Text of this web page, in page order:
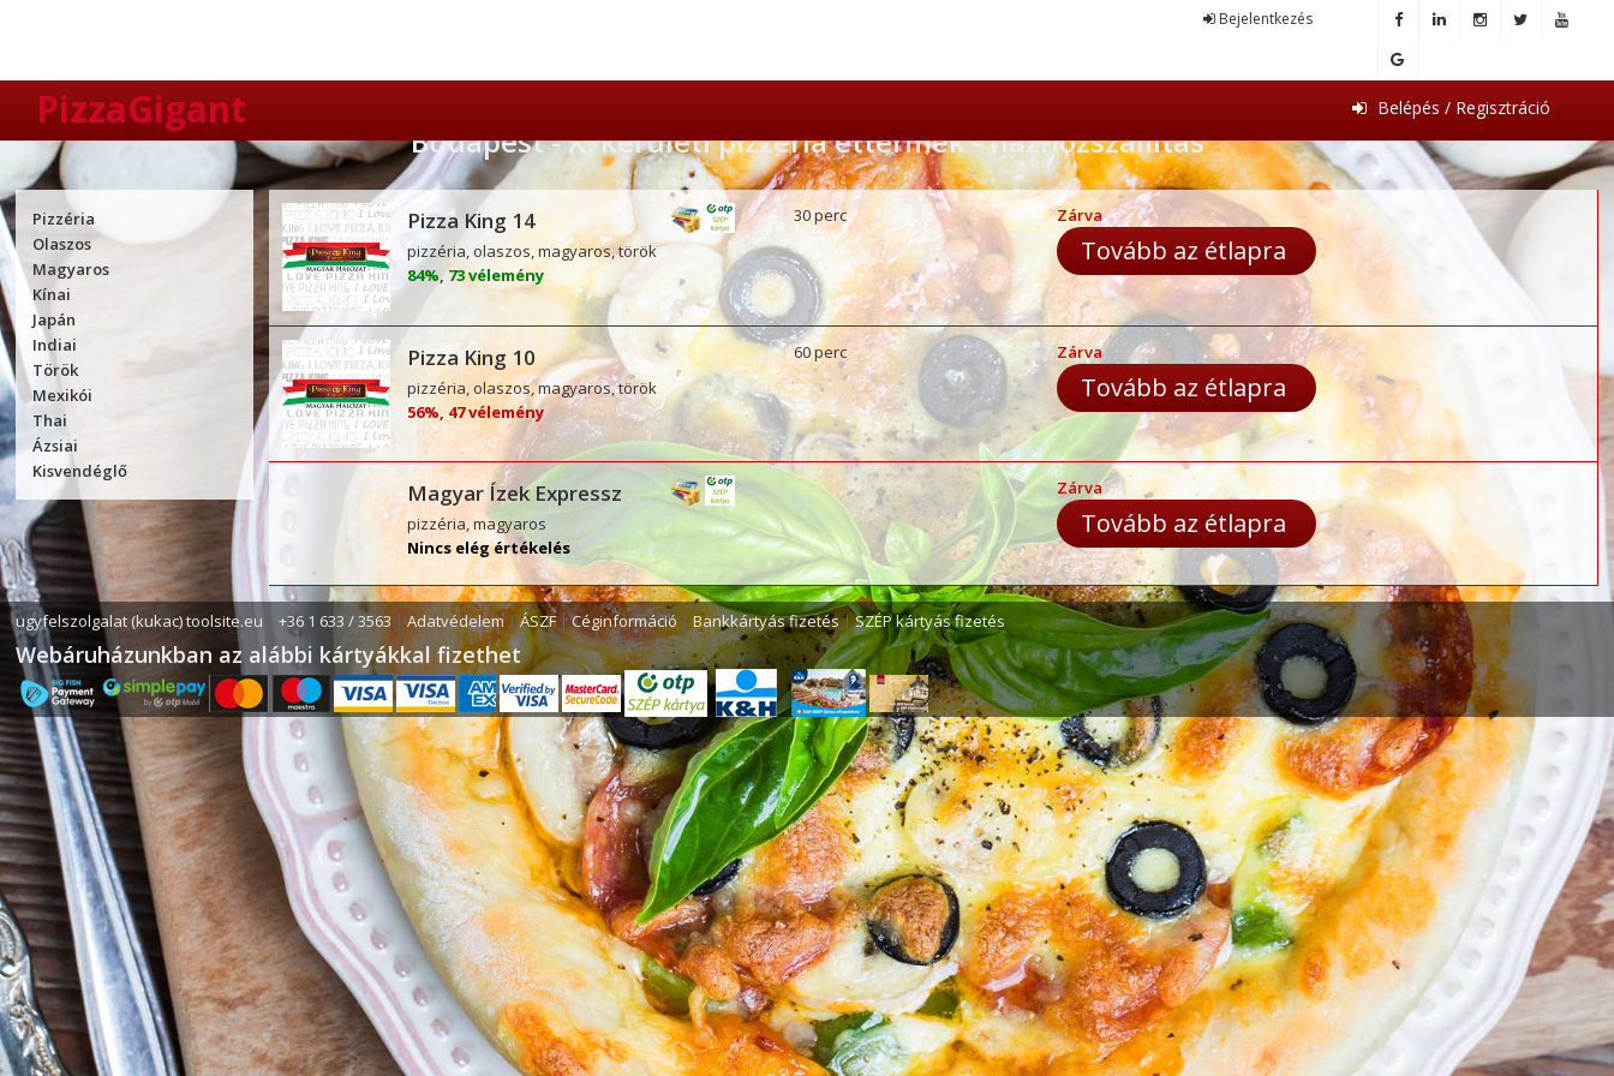
Bejelentkezés
PizzaGigant Belépés / Regisztráció
Budapest - X. kerületi pizzéria éttermek - házhozszállítás
Pizzéria
Olaszos
Magyaros
Kínai
Japán
Indiai
Török
Mexikói
Thai
Ázsiai
Kisvendéglő
Pizza King 14
pizzéria, olaszos, magyaros, török
84%, 73 vélemény
30 perc Zárva
Tovább az étlapra
Pizza King 10
pizzéria, olaszos, magyaros, török
56%, 47 vélemény
60 perc Zárva
Tovább az étlapra
Magyar Ízek Expressz
pizzéria, magyaros
Nincs elég értékelés
Zárva
Tovább az étlapra
ugyfelszolgalat (kukac) toolsite.eu |+36 1 633 / 3563 |Adatvédelem|ÁSZF|Céginformáció |Bankkártyás fizetés|SZÉP kártyás fizetés
Webáruházunkban az alábbi kártyákkal fizethet